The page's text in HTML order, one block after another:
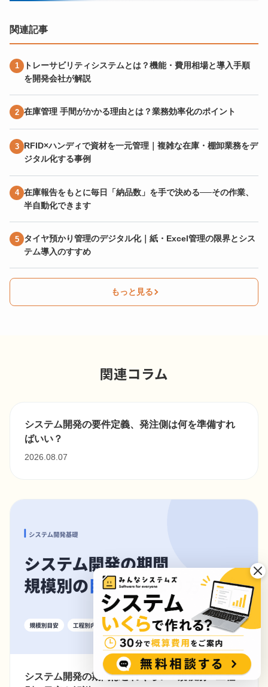
関連記事
トレーサビリティシステムとは？機能・費用相場と導入手順
を開発会社が解説
在庫管理 手間がかかる理由とは？業務効率化のポイント
RFID×ハンディで資材を一元管理｜複雑な在庫・棚卸業務をデ
ジタル化する事例
在庫報告をもとに毎日「納品数」を手で決める──その作業、
半自動化できます
タイヤ預かり管理のデジタル化｜紙・Excel管理の限界とシス
テム導入のすすめ
もっと見る
関連コラム
システム開発の要件定義、発注側は何を準備すれ
ばいい？
2026.08.07
システム開発の期間はどれくらい？規模別・工程